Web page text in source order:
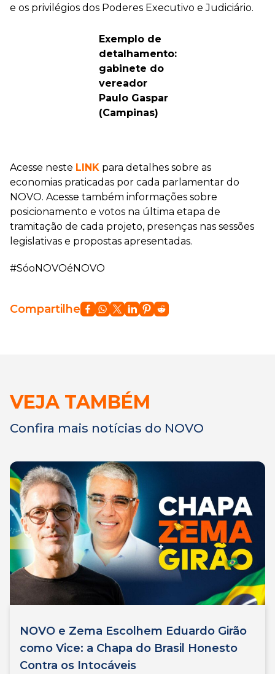
e os privilégios dos Poderes Executivo e Judiciário.
Exemplo de
detalhamento:
gabinete do
vereador
Paulo Gaspar
(Campinas)
Acesse neste LINK para detalhes sobre as
economias praticadas por cada parlamentar do
NOVO. Acesse também informações sobre
posicionamento e votos na última etapa de
tramitação de cada projeto, presenças nas sessões
legislativas e propostas apresentadas.
#SóoNOVOéNOVO
Compartilhe
VEJA TAMBÉM
Confira mais notícias do NOVO
NOVO e Zema Escolhem Eduardo Girão
como Vice: a Chapa do Brasil Honesto
Contra os Intocáveis